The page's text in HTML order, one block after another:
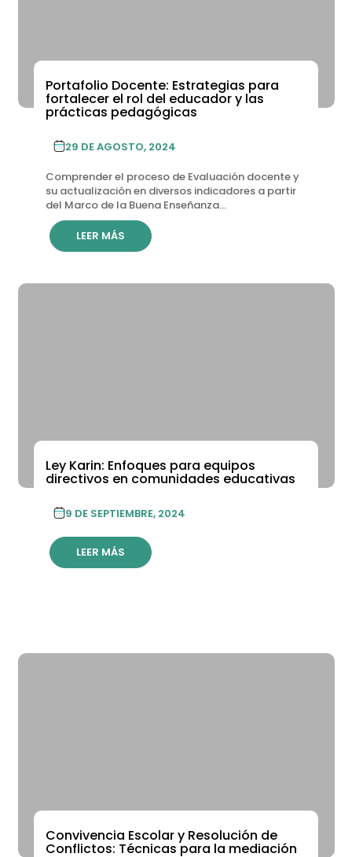
Portafolio Docente: Estrategias para
fortalecer el rol del educador y las
prácticas pedagógicas
29 DE AGOSTO, 2024
Comprender el proceso de Evaluación docente y
su actualización en diversos indicadores a partir
del Marco de la Buena Enseñanza...
LEER MÁS
Ley Karin: Enfoques para equipos
directivos en comunidades educativas
9 DE SEPTIEMBRE, 2024
LEER MÁS
Convivencia Escolar y Resolución de
Conflictos: Técnicas para la mediación